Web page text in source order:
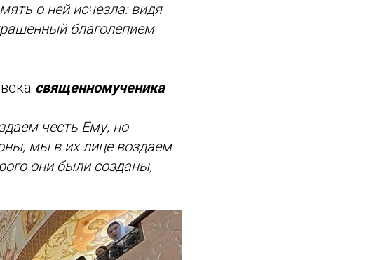
о ней исчезла: видя
благолепием
священномученика
честь Ему, но
мы в их лице воздаем
они были созданы,